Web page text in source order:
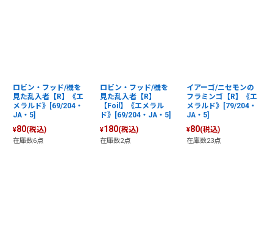
ロビン・フッド/機を
見た乱入者【R】《エ
メラルド》[69/204・
JA・5]
¥80(税込)
在庫数6点
ロビン・フッド/機を
見た乱入者【R】
【Foil】《エメラル
ド》[69/204・JA・5]
¥180(税込)
在庫数2点
イアーゴ/ニセモンの
フラミンゴ【R】《エ
メラルド》[79/204・
JA・5]
¥80(税込)
在庫数23点